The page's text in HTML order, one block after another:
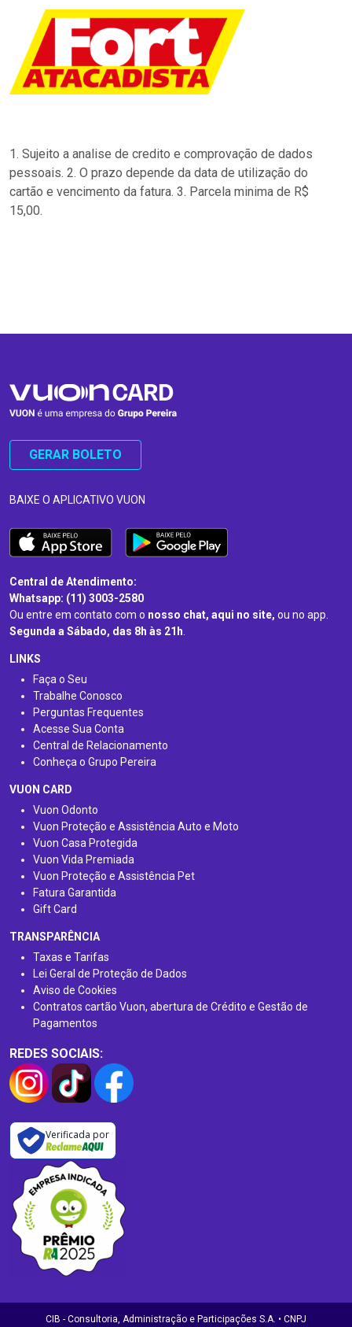
1. Sujeito a analise de credito e comprovação de dados
pessoais. 2. O prazo depende da data de utilização do
cartão e vencimento da fatura. 3. Parcela minima de R$
15,00.
GERAR BOLETO
BAIXE O APLICATIVO VUON
Central de Atendimento:
Whatsapp: (11) 3003-2580
Ou entre em contato com o nosso chat, aqui no site, ou no app.
Segunda a Sábado, das 8h às 21h.
LINKS
Faça o Seu
Trabalhe Conosco
Perguntas Frequentes
Acesse Sua Conta
Central de Relacionamento
Conheça o Grupo Pereira
VUON CARD
Vuon Odonto
Vuon Proteção e Assistência Auto e Moto
Vuon Casa Protegida
Vuon Vida Premiada
Vuon Proteção e Assistência Pet
Fatura Garantida
Gift Card
TRANSPARÊNCIA
Taxas e Tarifas
Lei Geral de Proteção de Dados
Aviso de Cookies
Contratos cartão Vuon, abertura de Crédito e Gestão de
Pagamentos
REDES SOCIAIS:
Verificada por
CIB - Consultoria, Administração e Participações S.A. • CNPJ